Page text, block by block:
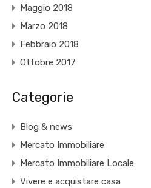
Maggio 2018
Marzo 2018
Febbraio 2018
Ottobre 2017
Categorie
Blog & news
Mercato Immobiliare
Mercato Immobiliare Locale
Vivere e acquistare casa